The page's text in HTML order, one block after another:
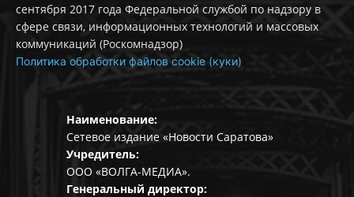
сентября 2017 года Федеральной службой по надзору в
сфере связи, информационных технологий и массовых
коммуникаций (Роскомнадзор)
Политика обработки файлов cookie (куки)
Наименование:
Сетевое издание «Новости Саратова»
Учредитель:
ООО «ВОЛГА-МЕДИА».
Генеральный директор: